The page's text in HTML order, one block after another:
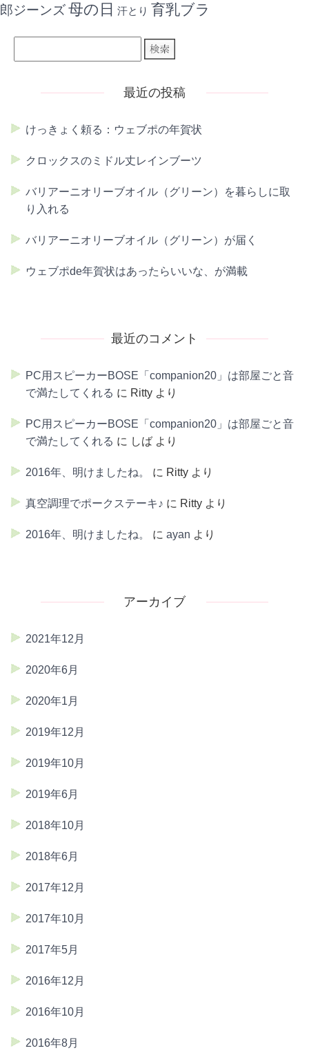
郎ジーンズ母の日 汗とり 育乳ブラ
最近の投稿
けっきょく頼る：ウェブポの年賀状
クロックスのミドル丈レインブーツ
バリアーニオリーブオイル（グリーン）を暮らしに取
り入れる
バリアーニオリーブオイル（グリーン）が届く
ウェブポde年賀状はあったらいいな、が満載
最近のコメント
PC用スピーカーBOSE「companion20」は部屋ごと音
で満たしてくれる に Ritty より
PC用スピーカーBOSE「companion20」は部屋ごと音
で満たしてくれる に しば より
2016年、明けましたね。 に Ritty より
真空調理でポークステーキ♪ に Ritty より
2016年、明けましたね。 に ayan より
アーカイブ
2021年12月
2020年6月
2020年1月
2019年12月
2019年10月
2019年6月
2018年10月
2018年6月
2017年12月
2017年10月
2017年5月
2016年12月
2016年10月
2016年8月